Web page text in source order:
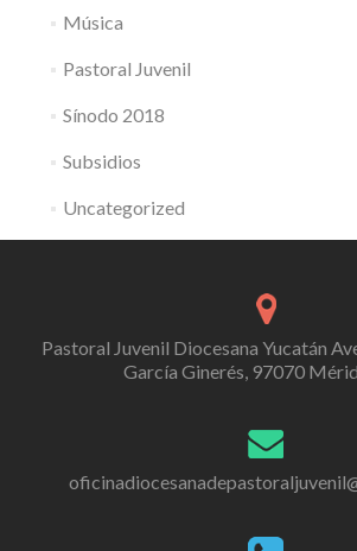
Música
Pastoral Juvenil
Sínodo 2018
Subsidios
Uncategorized
Pastoral Juvenil Diocesana Yucatán
García Ginerés, 97070